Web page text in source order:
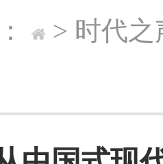
> 时代之